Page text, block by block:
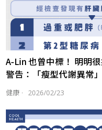
A-Lin 也曾中標！ 明明
警告：「瘦型代謝異常
健康 · 2026/02/23